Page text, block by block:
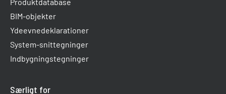
BIM-objekter
Ydeevnedeklarationer
System-snittegninger
Indbygningstegninger
Særligt for